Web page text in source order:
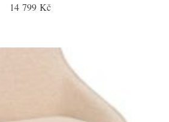
14 799 Kč